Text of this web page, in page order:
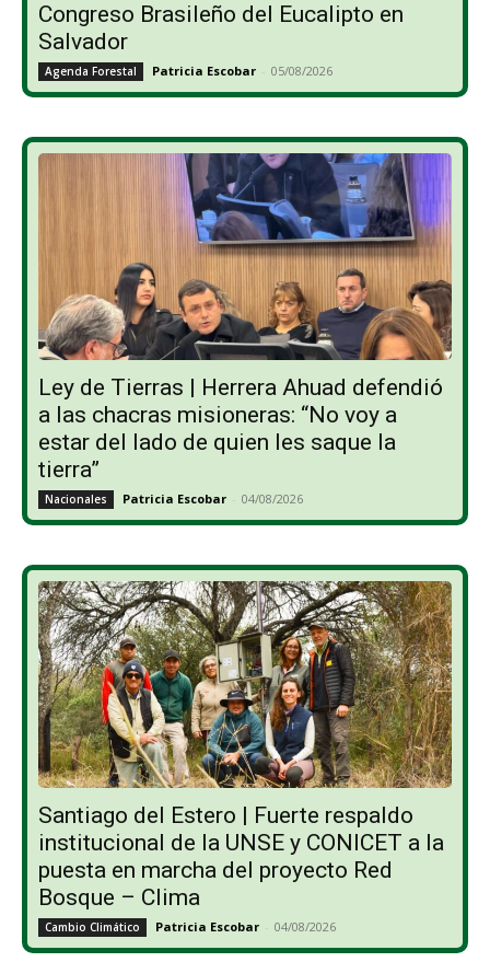
Congreso Brasileño del Eucalipto en
Salvador
Agenda Forestal Patricia Escobar - 05/08/2026
Ley de Tierras | Herrera Ahuad defendió
a las chacras misioneras: “No voy a
estar del lado de quien les saque la
tierra”
Nacionales Patricia Escobar - 04/08/2026
Santiago del Estero | Fuerte respaldo
institucional de la UNSE y CONICET a la
puesta en marcha del proyecto Red
Bosque – Clima
Cambio Climático Patricia Escobar - 04/08/2026